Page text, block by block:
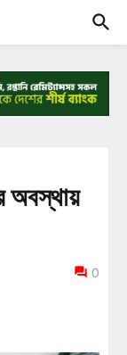
অবস্থায়
0